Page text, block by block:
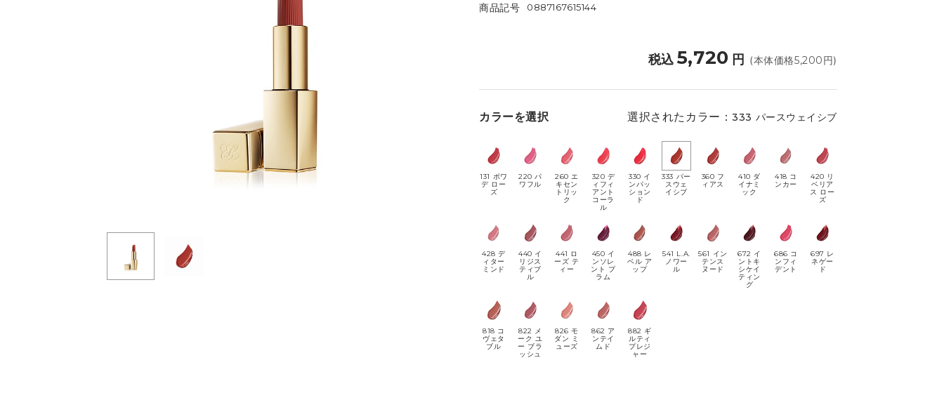
商品記号 0887167615144
税込5,720 円 (本体価格5,200円)
カラーを選択 選択されたカラー：333 パースウェイシブ
131 ボワ
デ ロー
ズ
220 パ
ワフル
260 エ
キセン
トリッ
ク
320 デ
ィフィ
アント
コーラ
ル
330 イ
ンパッ
ション
ド
333 パー
スウェ
イシブ
360 フ
ィアス
410 ダ
イナミ
ック
418 コ
ンカー
420 リ
ベリア
ス ロー
ズ
428 デ
ィター
ミンド
440 イ
リジス
ティブ
ル
441 ロ
ーズ テ
ィー
450 イ
ンソレ
ント プ
ラム
488 レ
ベル ア
ップ
541 L.A.
ノワー
ル
561 イン
テンス
ヌード
672 イ
ントキ
シケイ
ティン
グ
686 コ
ンフィ
デント
697 レ
ネゲー
ド
818 コ
ヴェタ
ブル
822 メ
ーク ユ
ー ブラ
ッシュ
826 モ
ダン ミ
ューズ
862 ア
ンテイ
ムド
882 ギ
ルティ
プレジ
ャー